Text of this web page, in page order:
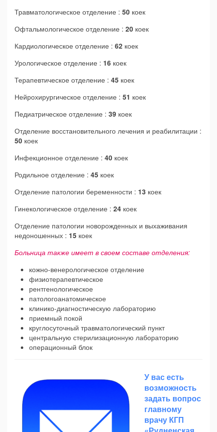
Травматологическое отделение : 50 коек
Офтальмологическое отделение : 20 коек
Кардиологическое отделение : 62 коек
Урологическое отделение : 16 коек
Терапевтическое отделение : 45 коек
Нейрохирургическое отделение : 51 коек
Педиатрическое отделение : 39 коек
Отделение восстановительного лечения и реабилитации :
50 коек
Инфекционное отделение : 40 коек
Родильное отделение : 45 коек
Отделение патологии беременности : 13 коек
Гинекологическое отделение : 24 коек
Отделение патологии новорожденных и выхаживания
недоношенных : 15 коек
Больница также имеет в своем составе отделения:
кожно-венерологическое отделение
физиотерапевтическое
рентгенологическое
патологоанатомическое
клинико-диагностическую лабораторию
приемный покой
круглосуточный травматологический пункт
центральную стерилизационную лабораторию
операционный блок
У вас есть
возможность
задать вопрос
главному
врачу КГП